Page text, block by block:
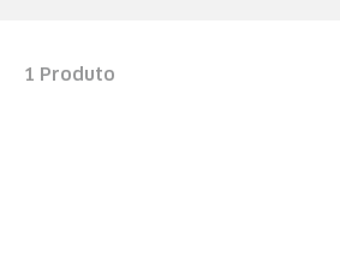
1 Produto